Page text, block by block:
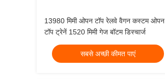
13980 मिमी ओपन टॉप रेलवे वैगन कस्टम ओपन
टॉप ट्रेनें 1520 मिमी गेज बॉटम डिस्चार्ज
सबसे अच्छी कीमत पाएं